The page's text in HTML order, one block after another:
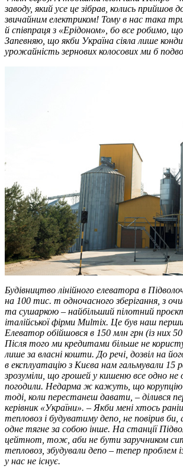
заводу, який усе це зібрав, колись прийшов
звичайним електриком! Тому в нас така
й співпраця з «Ерідоном», бо все робимо,
Запевняю, що якби Україна сіяла лише
урожайність зернових колосових ми б
Будівництво лінійного елеватора в
на 100 тис. т одночасного зберігання, з
та сушаркою – найбільший пілотний
італійської фірми Mulmix. Це був наш
Елеватор обійшовся в 150 млн грн (із них
Після того ми кредитами більше не
лише за власні кошти. До речі, дозвіл на
в експлуатацію з Києва нам гальмували 15
зрозуміли, що грошей у кишеню все одно
погодили. Недарма ж кажуть, що
тоді, коли перестанеш давати, – ділився
керівник «України». – Якби мені хтось
тепловоз і будуватиму депо, не повірив би,
одне тягне за собою інше. На станції
цейтнот, тож, аби не бути заручником
тепловоз, збудували депо – тепер проблем
у нас не існує.